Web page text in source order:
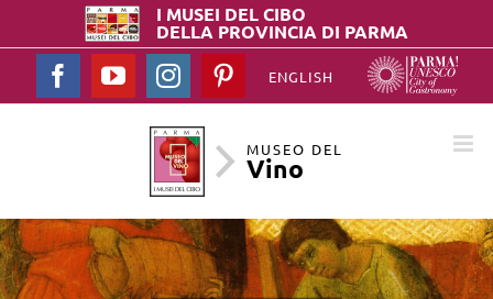
I MUSEI DELCIBO
DELLA PROVINCIA DI PARMA
ENGLISH
FacebookYouTubeInstagramPinterest
MUSEO DEL
Vino